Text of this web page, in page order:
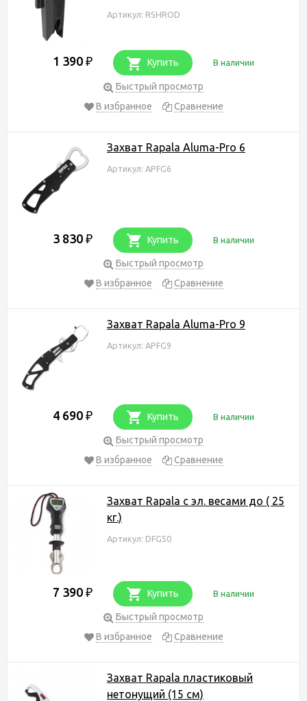
Артикул: RSHROD
1 390 ₽ Купить В наличии
Быстрый просмотр
В избранное
Сравнение
Захват Rapala Aluma-Pro 6
Артикул: APFG6
3 830 ₽ Купить В наличии
Быстрый просмотр
В избранное
Сравнение
Захват Rapala Aluma-Pro 9
Артикул: APFG9
4 690 ₽ Купить В наличии
Быстрый просмотр
В избранное
Сравнение
Захват Rapala c эл. весами до ( 25
кг.)
Артикул: DFG50
7 390 ₽ Купить В наличии
Быстрый просмотр
В избранное
Сравнение
Захват Rapala пластиковый
нетонущий (15 см)